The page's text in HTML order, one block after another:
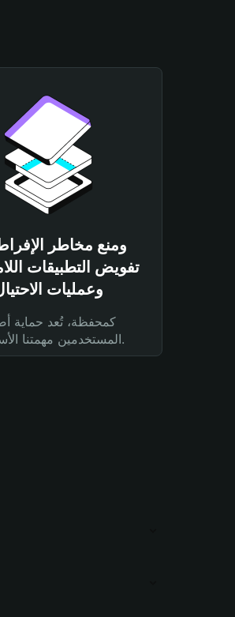
ومنع مخاطر
تفويض التطبيقات
وعمليات
كمحفظة، تُعد حماية
المستخدمين مهمتنا الأساسية.